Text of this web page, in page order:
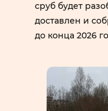
сруб будет
доставлен и
до конца 2026